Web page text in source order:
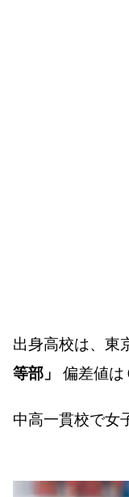
出身高校は、東
等部」
偏差値は
中高一貫校で女